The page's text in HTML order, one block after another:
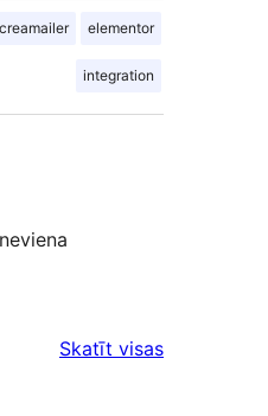
creamailer elementor
integration
Skatīt visasatsauksmes